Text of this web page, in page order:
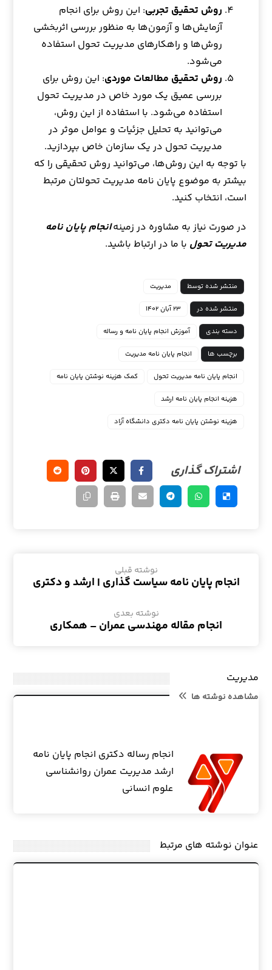
روش تحقیق تجربی: این روش برای انجام
آزمایش‌ها و آزمون‌ها به منظور بررسی اثربخشی
روش‌ها و راهکارهای مدیریت تحول استفاده
می‌شود.
روش تحقیق مطالعات موردی: این روش برای
بررسی عمیق یک مورد خاص در مدیریت تحول
استفاده می‌شود. با استفاده از این روش،
می‌توانید به تحلیل جزئیات و عوامل موثر در
مدیریت تحول در یک سازمان خاص بپردازید.
با توجه به این روش‌ها، می‌توانید روش تحقیقی را که
بیشتر به موضوع پایان نامه مدیریت تحولتان مرتبط
است، انتخاب کنید.
در صورت نیاز به مشاوره در زمینهانجام پایان نامه
مدیریت تحول با ما در ارتباط باشید.
منتشر شده توسط مدیریت
منتشر شده در ۲۳ آبان ۱۴۰۲
دسته بندی آموزش انجام پایان نامه و رساله
برچسب ها انجام پایان نامه مدیریت
انجام پایان نامه مدیریت تحول کمک هزینه نوشتن پایان نامه
هزینه انجام پایان نامه ارشد
هزینه نوشتن پایان نامه دکتری دانشگاه آزاد
نوشته قبلی
انجام پایان نامه سیاست گذاری | ارشد و دکتری
نوشته بعدی
انجام مقاله مهندسی عمران – همکاری
مدیریت
مشاهده نوشته ها
انجام رساله دکتری انجام پایان نامه
ارشد مدیریت عمران روانشناسی
علوم انسانی
عنوان ‫نوشته های مرتبط